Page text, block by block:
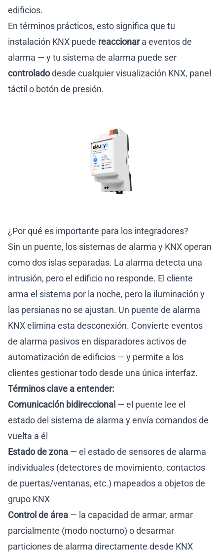
edificios.
En términos prácticos, esto significa que tu
instalación KNX puede reaccionara eventos de
alarma — y tu sistema de alarma puede ser
controladodesde cualquier visualización KNX, panel
táctil o botón de presión.
¿Por qué es importante para los integradores?
Sin un puente, los sistemas de alarma y KNX operan
como dos islas separadas. La alarma detecta una
intrusión, pero el edificio no responde. El cliente
arma el sistema por la noche, pero la iluminación y
las persianas no se ajustan. Un puente de alarma
KNX elimina esta desconexión. Convierte eventos
de alarma pasivos en disparadores activos de
automatización de edificios — y permite a los
clientes gestionar todo desde una única interfaz.
Términos clave a entender:
Comunicación bidireccional — el puente lee el
estado del sistema de alarma y envía comandos de
vuelta a él
Estado de zona — el estado de sensores de alarma
individuales (detectores de movimiento, contactos
de puertas/ventanas, etc.) mapeados a objetos de
grupo KNX
Control de área — la capacidad de armar, armar
parcialmente (modo nocturno) o desarmar
particiones de alarma directamente desde KNX